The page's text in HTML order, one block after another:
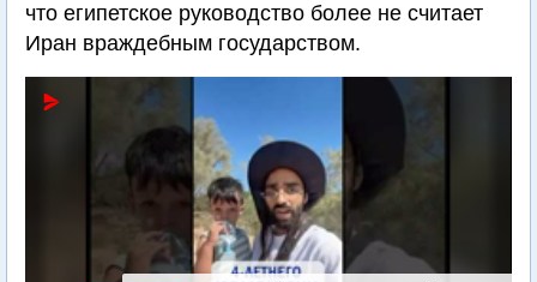
что египетское руководство более не считает
Иран враждебным государством.